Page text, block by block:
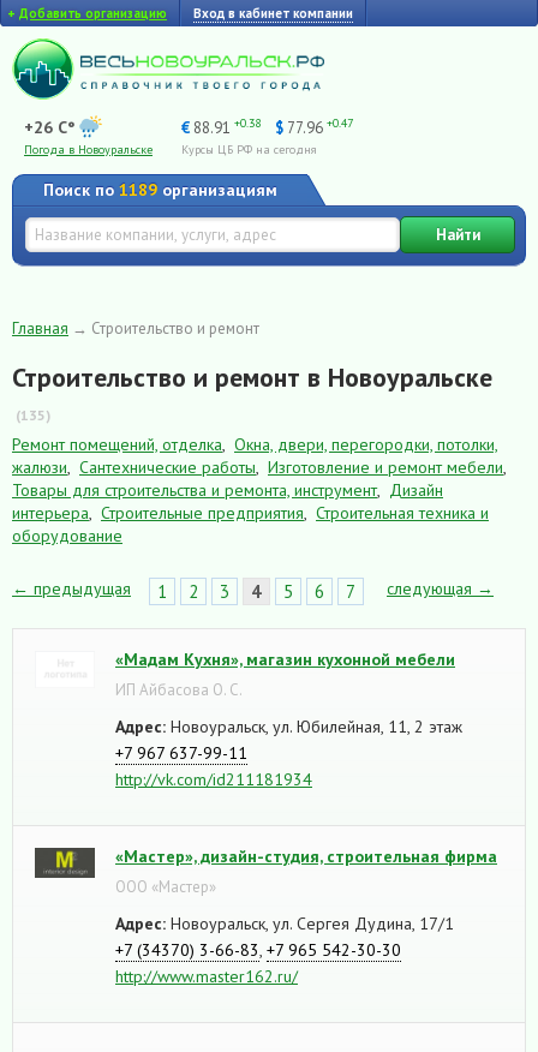
+ Добавить организацию Вход в кабинет компании
+26 C°
Погода в Новоуральске
€ 88.91 +0.38 $ 77.96 +0.47
Курсы ЦБ РФ на сегодня
Поиск по 1189 организациям
Найти
Главная → Строительство и ремонт
Строительство и ремонт в Новоуральске
(135)
Ремонт помещений, отделка
Окна, двери, перегородки, потолки,
жалюзи
Сантехнические работы Изготовление и ремонт мебели
Товары для строительства и ремонта, инструмент,
Дизайн
интерьера
Строительные предприятия
Строительная техника и
оборудование
← предыдущая 1 2 3 4 5 6 7 следующая →
«Мадам Кухня», магазин кухонной мебели
ИП Айбасова О. С.
Адрес: Новоуральск, ул. Юбилейная, 11, 2 этаж
+7 967 637-99-11
http://vk.com/id211181934
«Мастер», дизайн-студия, строительная фирма
ООО «Мастер»
Адрес: Новоуральск, ул. Сергея Дудина, 17/1
+7 (34370) 3-66-83 +7 965 542-30-30
http://www.master162.ru/